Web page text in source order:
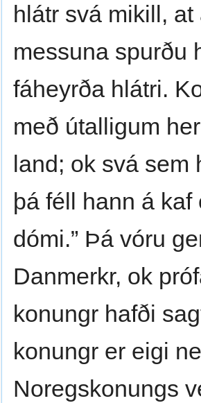
hlátr svá mikill,
messuna spurðu
fáheyrða hlátri.
með útalligum
land; ok svá
þá féll hann á
dómi.” Þá vóru
Danmerkr, ok
konungr hafði
konungr er eigi
Noregskonungs